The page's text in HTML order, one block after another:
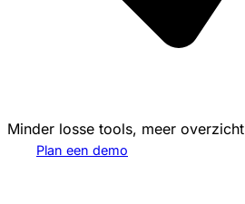
Minder losse tools, meer overzicht
Plan een demo